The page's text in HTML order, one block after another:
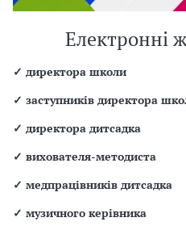
Електронні
✓ директора школи
✓ заступників директора
✓ директора дитсадка
✓ вихователя-методиста
✓ медпрацівників дитсадка
✓ музичного керівника